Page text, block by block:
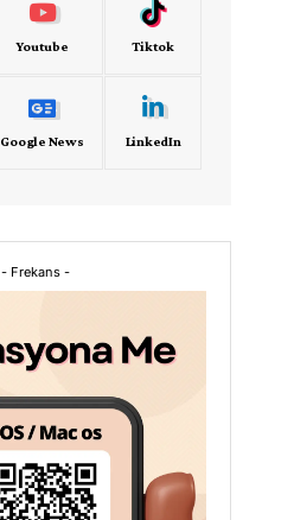
Youtube Tiktok
Google News LinkedIn
- Frekans -